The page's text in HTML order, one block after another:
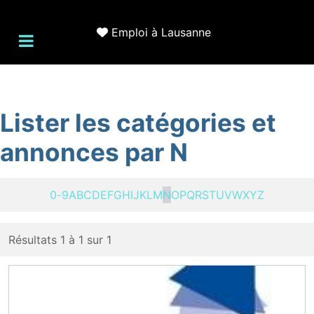
Emploi à Lausanne
Lister les catégories et
annonces par N
0-9ABCDEFGHIJKLMNOPQRSTUVWXYZ
Résultats 1 à 1 sur 1